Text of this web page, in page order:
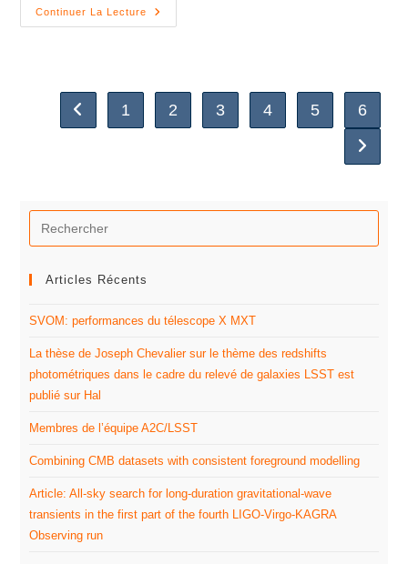
Continuer La Lecture
1 2 3 4 5 6
Articles Récents
SVOM: performances du télescope X MXT
La thèse de Joseph Chevalier sur le thème des redshifts
photométriques dans le cadre du relevé de galaxies LSST est
publié sur Hal
Membres de l’équipe A2C/LSST
Combining CMB datasets with consistent foreground modelling
Article: All-sky search for long-duration gravitational-wave
transients in the first part of the fourth LIGO-Virgo-KAGRA
Observing run